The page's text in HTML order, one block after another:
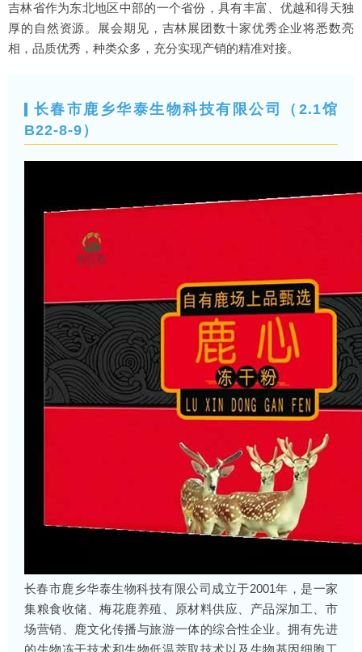
吉林省作为东北地区中部的一个省份，具有丰富、优越和得天独
厚的自然资源。展会期见，吉林展团数十家优秀企业将悉数亮
相，品质优秀，种类众多，充分实现产销的精准对接。
长春市鹿乡华泰生物科技有限公司（2.1馆
B22-8-9）
长春市鹿乡华泰生物科技有限公司成立于2001年，是一家
集粮食收储、梅花鹿养殖、原材料供应、产品深加工、市
场营销、鹿文化传播与旅游一体的综合性企业。拥有先进
的生物冻干技术和生物低温萃取技术以及生物基因细胞工